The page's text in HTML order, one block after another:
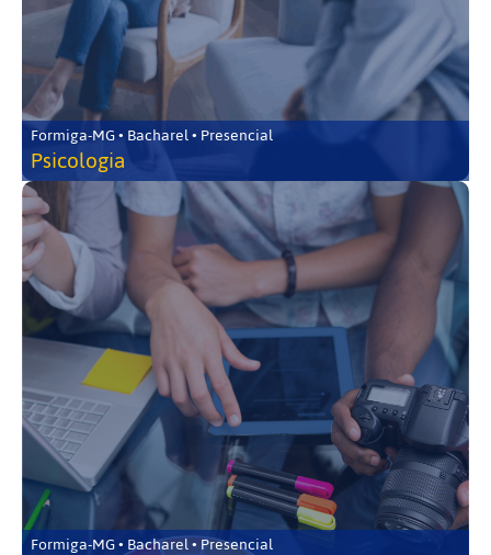
Formiga-MG • Bacharel • Presencial
Psicologia
Formiga-MG • Bacharel • Presencial